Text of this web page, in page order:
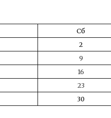
Сб
2
9
16
23
30